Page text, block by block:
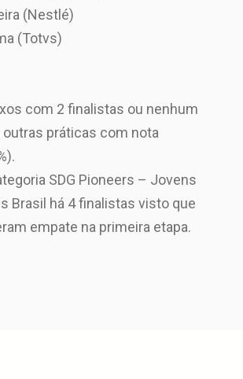
(Nestlé)
(Totvs)
com 2 finalistas ou nenhum
outras práticas com nota
SDG Pioneers – Jovens
Brasil há 4 finalistas visto que
empate na primeira etapa.